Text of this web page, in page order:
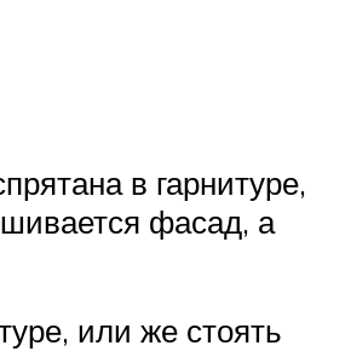
в гарнитуре,
фасад, а
или же стоять